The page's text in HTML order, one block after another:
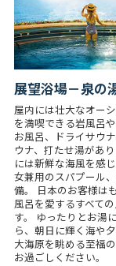
展望浴場－泉の
屋内には壮大なオー
を満喫できる岩風呂
お風呂、ドライサウ
ウナ、打たせ湯があ
には新鮮な海風を感
女兼用のスパプール
備。 日本のお客様は
風呂を愛するすべて
す。 ゆったりとお湯
ら、朝日に輝く海や
大海原を眺める至福
お過ごしください。